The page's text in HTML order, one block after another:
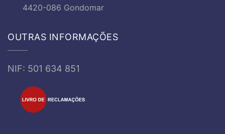
4420-086 Gondomar
OUTRAS INFORMAÇÕES
NIF: 501 634 851